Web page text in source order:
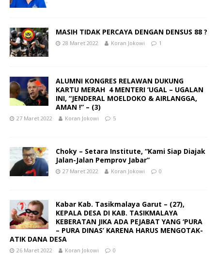
MASIH TIDAK PERCAYA DENGAN DENSUS 88 ?
28 Maret 2022 Koran Jokowi 1
ALUMNI KONGRES RELAWAN DUKUNG
KARTU MERAH 4 MENTERI ‘UGAL – UGALAN
INI, “JENDERAL MOELDOKO & AIRLANGGA,
AMAN !” – (3)
27 Maret 2022 Koran Jokowi 5
Choky – Setara Institute, “Kami Siap Diajak
Jalan-Jalan Pemprov Jabar”
27 Maret 2022 Koran Jokowi 0
Kabar Kab. Tasikmalaya Garut – (27),
KEPALA DESA DI KAB. TASIKMALAYA
KEBERATAN JIKA ADA PEJABAT YANG ‘PURA
– PURA DINAS’ KARENA HARUS MENGOTAK-
ATIK DANA DESA
26 Maret 2022 Koran Jokowi 0